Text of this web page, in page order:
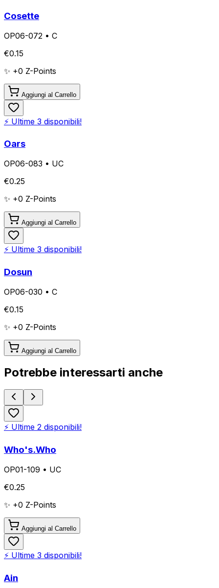
Cosette
OP06-072 • C
€0.15
✨ +0 Z-Points
Aggiungi al Carrello
⚡ Ultime 3 disponibili!
Oars
OP06-083 • UC
€0.25
✨ +0 Z-Points
Aggiungi al Carrello
⚡ Ultime 3 disponibili!
Dosun
OP06-030 • C
€0.15
✨ +0 Z-Points
Aggiungi al Carrello
Potrebbe interessarti anche
⚡ Ultime 2 disponibili!
Who's.Who
OP01-109 • UC
€0.25
✨ +0 Z-Points
Aggiungi al Carrello
⚡ Ultime 3 disponibili!
Ain